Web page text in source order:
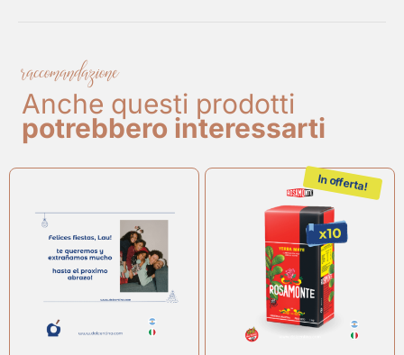
raccomandazione
Anche questi prodotti
potrebbero interessarti
In offerta!